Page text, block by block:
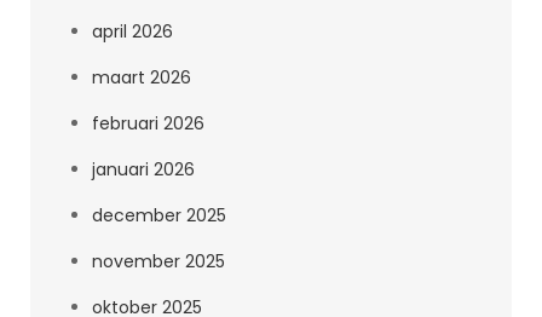
april 2026
maart 2026
februari 2026
januari 2026
december 2025
november 2025
oktober 2025